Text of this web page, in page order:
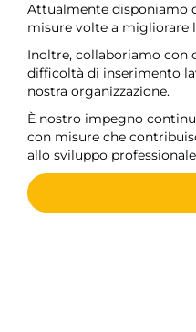
Attualmente disponiamo
misure volte a migliorare
Inoltre, collaboriamo con
difficoltà di inserimento
nostra organizzazione.
È nostro impegno
con misure che
allo sviluppo